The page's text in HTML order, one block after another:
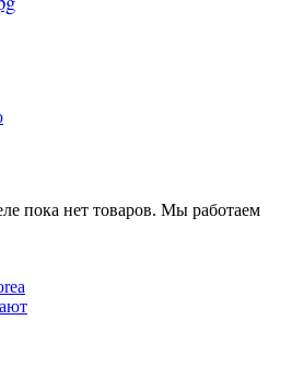
пока нет товаров. Мы работаем